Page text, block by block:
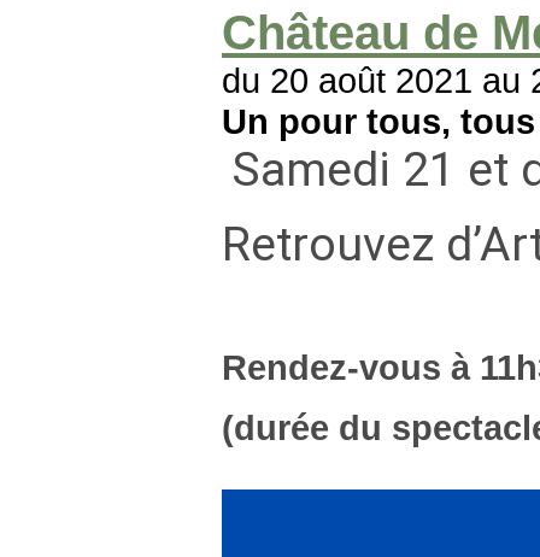
Château de
du 20 août 2021 au
Un pour tous,
Samedi 21 et
Retrouvez
Rendez-vous à
(durée du